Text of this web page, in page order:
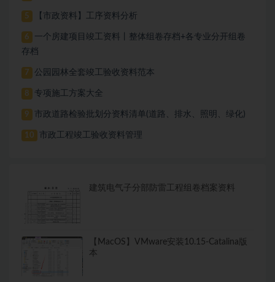
5 【市政资料】工序资料分析
6
一个房建项目竣工资料丨整体组卷存档+各专业分开组卷
存档
7 公园园林全套竣工验收资料范本
8 专项施工方案大全
9 市政道路检验批划分资料清单(道路、排水、照明、绿化)
10 市政工程竣工验收资料管理
建筑电气子分部防雷工程组卷档案资料
【MacOS】VMware安装10.15-Catalina版
本